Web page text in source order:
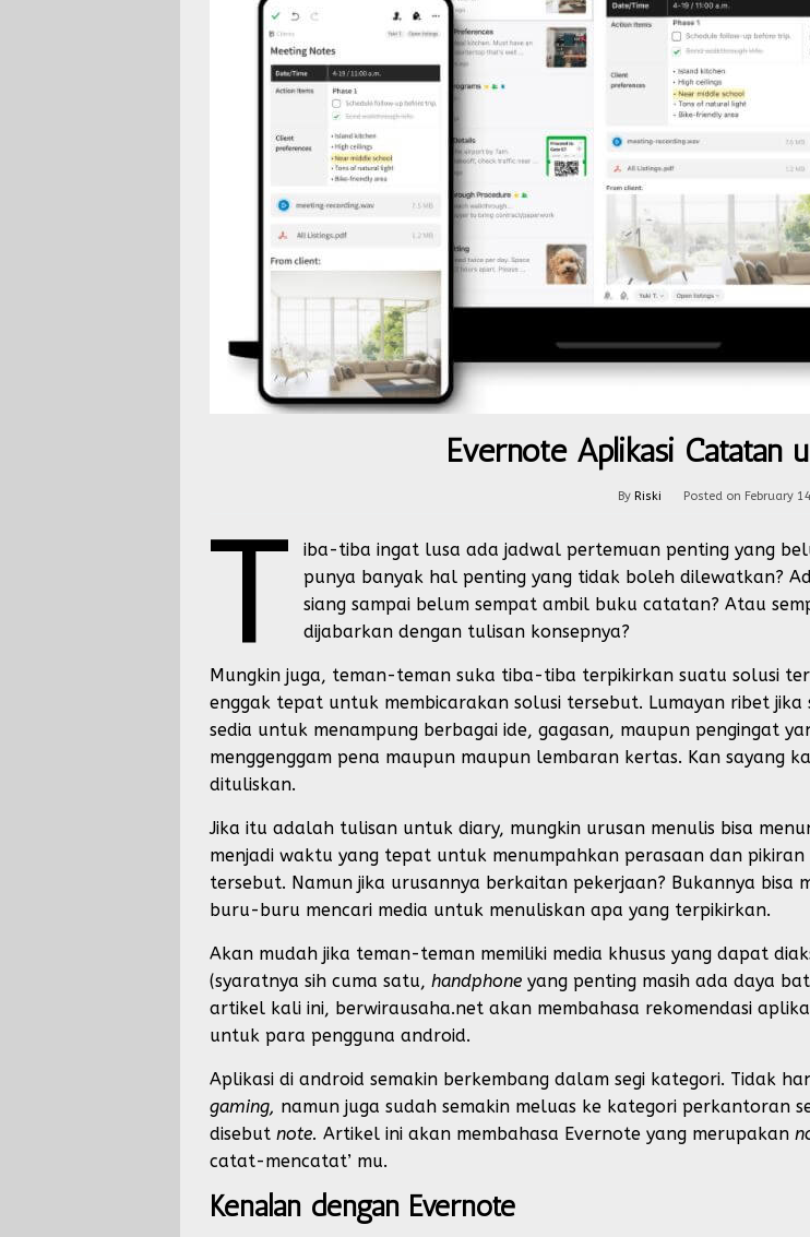
Evernote Aplikasi Catatan
By Riski Posted on February
T
iba-tiba ingat lusa ada jadwal pertemuan penting yang
punya banyak hal penting yang tidak boleh dilewatkan?
siang sampai belum sempat ambil buku catatan? Atau
dijabarkan dengan tulisan konsepnya?
Mungkin juga, teman-teman suka tiba-tiba terpikirkan suatu solusi
enggak tepat untuk membicarakan solusi tersebut. Lumayan ribet
sedia untuk menampung berbagai ide, gagasan, maupun pengingat
menggenggam pena maupun maupun lembaran kertas. Kan sayang
dituliskan.
Jika itu adalah tulisan untuk diary, mungkin urusan menulis bisa
menjadi waktu yang tepat untuk menumpahkan perasaan dan
tersebut. Namun jika urusannya berkaitan pekerjaan? Bukannya bisa
buru-buru mencari media untuk menuliskan apa yang terpikirkan.
Akan mudah jika teman-teman memiliki media khusus yang dapat
(syaratnya sih cuma satu, handphone yang penting masih ada daya
artikel kali ini, berwirausaha.net akan membahasa rekomendasi
untuk para pengguna android.
Aplikasi di android semakin berkembang dalam segi kategori. Tidak
gaming, namun juga sudah semakin meluas ke kategori perkantoran
disebut note. Artikel ini akan membahasa Evernote yang merupakan
catat-mencatat’ mu.
Kenalan dengan Evernote